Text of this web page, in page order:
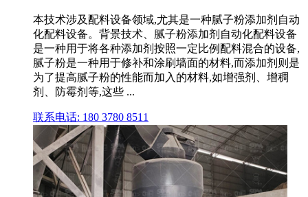
本技术涉及配料设备领域,尤其是一种腻子粉添加剂自动
化配料设备。背景技术、腻子粉添加剂自动化配料设备
是一种用于将各种添加剂按照一定比例配料混合的设备,
腻子粉是一种用于修补和涂刷墙面的材料,而添加剂则是
为了提高腻子粉的性能而加入的材料,如增强剂、增稠
剂、防霉剂等,这些 ...
联系电话: 180 3780 8511